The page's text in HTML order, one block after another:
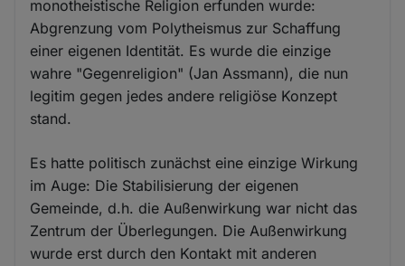
monotheistische Religion erfunden wurde:
Abgrenzung vom Polytheismus zur Schaffung
einer eigenen Identität. Es wurde die einzige
wahre "Gegenreligion" (Jan Assmann), die nun
legitim gegen jedes andere religiöse Konzept
stand.
Es hatte politisch zunächst eine einzige Wirkung
im Auge: Die Stabilisierung der eigenen
Gemeinde, d.h. die Außenwirkung war nicht das
Zentrum der Überlegungen. Die Außenwirkung
wurde erst durch den Kontakt mit anderen